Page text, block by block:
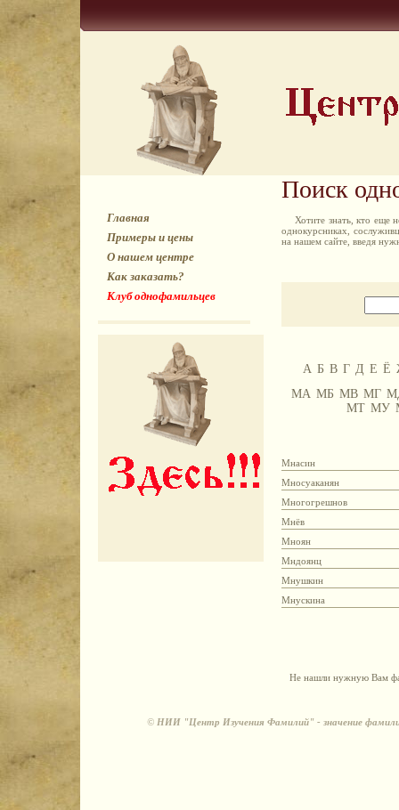
Главная
Примеры и цены
О нашем центре
Как заказать?
Клуб однофамильцев
Поиск
Хотите знать, кто еще
однокурсниках,
на нашем сайте, введя
А Б В Г Д Е Ё
МА МБ МВ МГ
МТ МУ
Мнасин
Мносуаканян
Многогрешнов
Мнёв
Мноян
Мндоянц
Мнушкин
Мнускина
Не нашли нужную Вам
© НИИ "Центр Изучения Фамилий" - значение